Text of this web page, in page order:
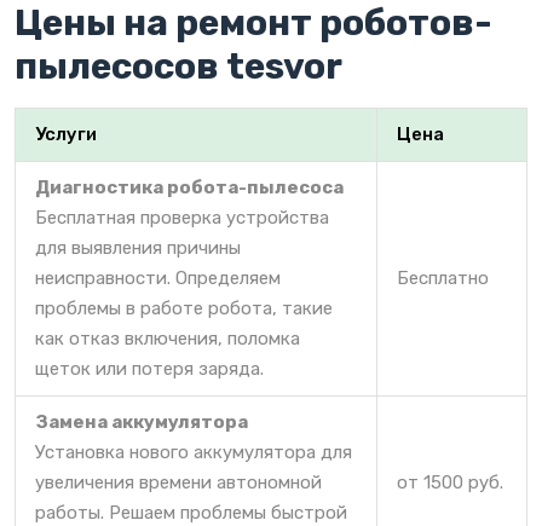
Цены на ремонт роботов-
пылесосов tesvor
Услуги Цена
Диагностика робота-пылесоса
Бесплатная проверка устройства
для выявления причины
неисправности. Определяем
проблемы в работе робота, такие
как отказ включения, поломка
щеток или потеря заряда.
Бесплатно
Замена аккумулятора
Установка нового аккумулятора для
увеличения времени автономной
работы. Решаем проблемы быстрой
от 1500 руб.